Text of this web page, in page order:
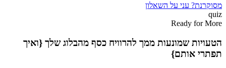
מסוקרנת? עני על השאלון
quiz
Ready for More
הטעויות שמונעות ממך להרוויח כסף מהבלוג שלך {ואיך
תפתרי אותם}